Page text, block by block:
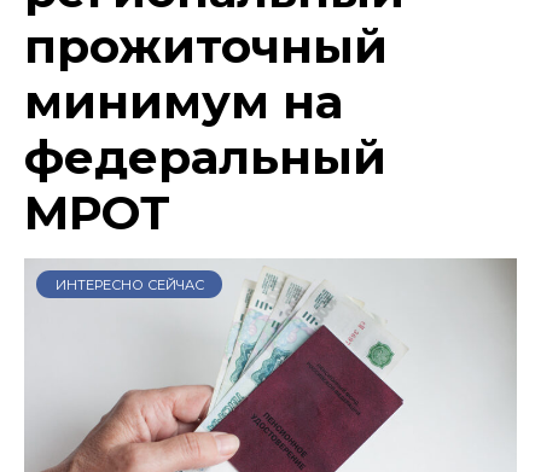
прожиточный
минимум на
федеральный
МРОТ
ИНТЕРЕСНО СЕЙЧАС